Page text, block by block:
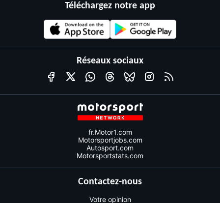
Téléchargez notre app
Réseaux sociaux
fr.Motor1.com
Motorsportjobs.com
Autosport.com
Motorsportstats.com
Contactez-nous
Votre opinion